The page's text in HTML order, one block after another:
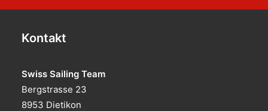
Kontakt
Swiss Sailing Team
Bergstrasse 23
8953 Dietikon